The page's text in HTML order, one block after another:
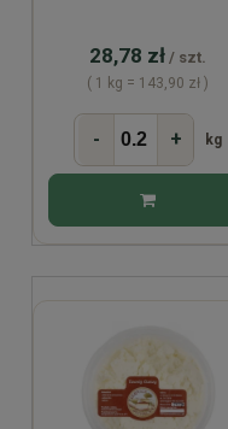
28,78 zł / szt.
( 1 kg = 143,90 zł )
- + kg